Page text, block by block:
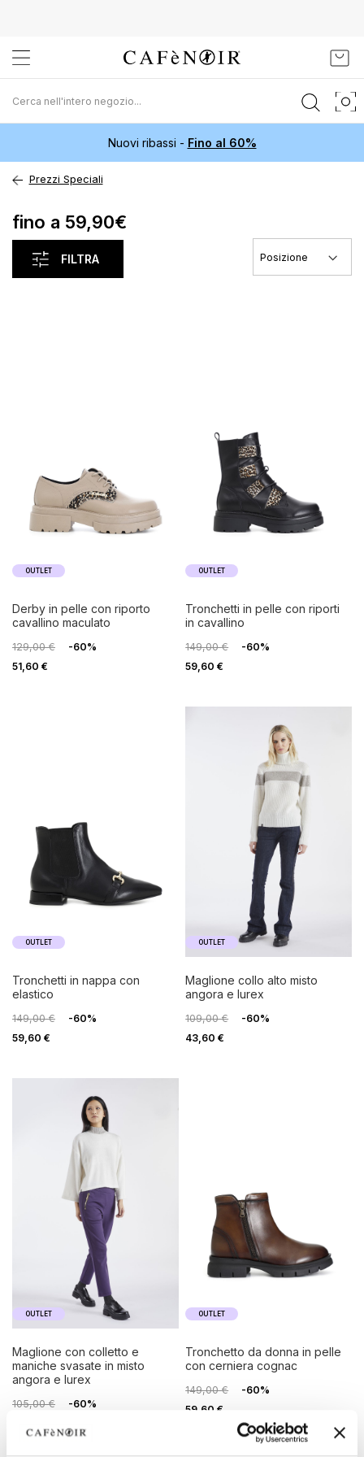
al
contenuto
Nuovi ribassi - Fino al 60%
Prezzi Speciali
fino a 59,90€
FILTRA
OUTLET
derby in pelle con riporto
cavallino maculato
129,00 €
-60%
51,60 €
OUTLET
tronchetti in pelle con riporti
in cavallino
149,00 €
-60%
59,60 €
OUTLET
tronchetti in nappa con
elastico
149,00 €
-60%
59,60 €
OUTLET
maglione collo alto misto
angora e lurex
109,00 €
-60%
43,60 €
OUTLET
maglione con colletto e
maniche svasate in misto
angora e lurex
105,00 €
-60%
OUTLET
tronchetto da donna in pelle
con cerniera cognac
149,00 €
-60%
59,60 €